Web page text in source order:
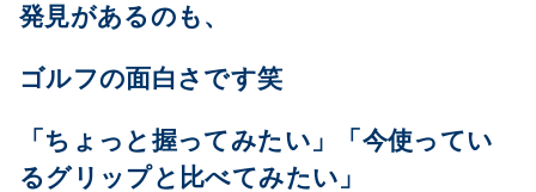
発見があるのも、
ゴルフの面白さです笑
「ちょっと握ってみたい」「今使ってい
るグリップと比べてみたい」